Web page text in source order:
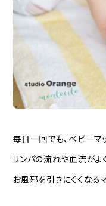
毎日一回でも、ベビーマ
リンパの流れや血流がよ
お風邪を引きにくくなる